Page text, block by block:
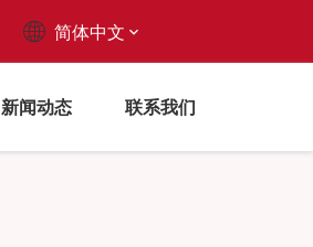
简体中文
新闻动态 联系我们